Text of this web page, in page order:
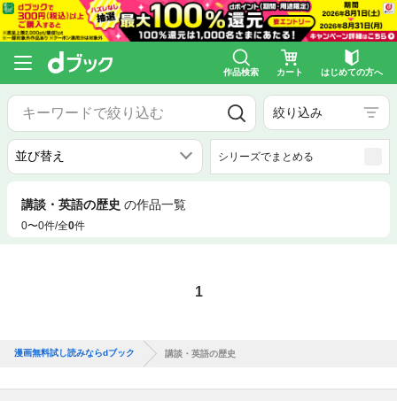
作品検索 カート はじめての方へ
絞り込み
シリーズでまとめる
講談・英語の歴史 の作品一覧
0〜0件/全0件
1
漫画無料試し読みならdブック 講談・英語の歴史